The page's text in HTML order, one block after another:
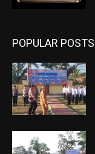
POPULAR POSTS